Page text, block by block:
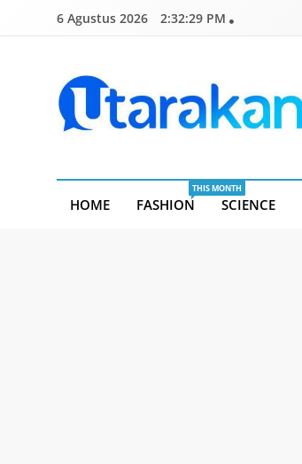
6 Agustus 2026 2:32:30 PM
HOME FASHION
THIS MONTH
SCIENCE